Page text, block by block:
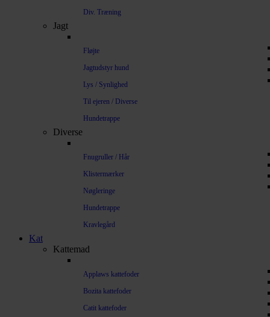
Div. Træning
Jagt
Fløjte
Jagtudstyr hund
Lys / Synlighed
Til ejeren / Diverse
Hundetrappe
Diverse
Fnugruller / Hår
Klistermærker
Nøgleringe
Hundetrappe
Kravlegård
Kat
Kattemad
Applaws kattefoder
Bozita kattefoder
Catit kattefoder